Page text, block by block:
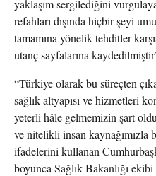
yaklaşım sergilediğini
refahları dışında hiçbir şeyi
tamamına yönelik tehditler
utanç sayfalarına
“Türkiye olarak bu süreçten
sağlık altyapısı ve hizmetleri
yeterli hâle gelmemizin şart
ve nitelikli insan kaynağımızla
ifadelerini kullanan
boyunca Sağlık Bakanlığı